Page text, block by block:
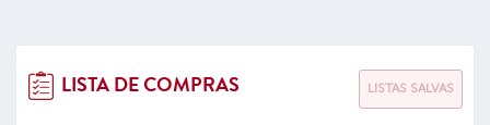
LISTA DE COMPRAS LISTAS SALVAS